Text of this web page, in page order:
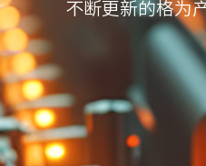
不断更新的格为